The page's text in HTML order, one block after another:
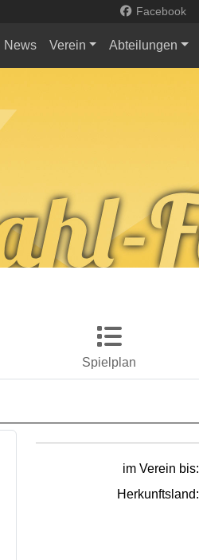
Facebook
News Verein Abteilungen
Spielplan
im Verein bis:
Herkunftsland: